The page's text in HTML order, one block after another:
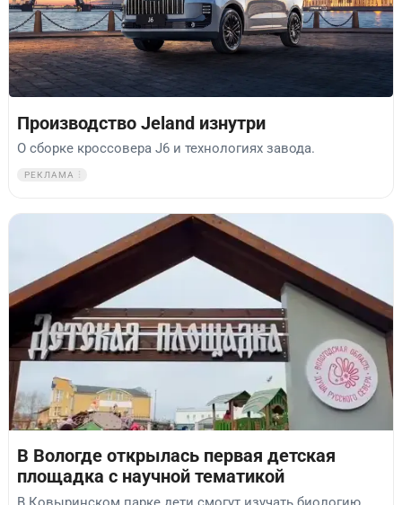
Производство Jeland изнутри
О сборке кроссовера J6 и технологиях завода.
РЕКЛАМА
В Вологде открылась первая детская
площадка с научной тематикой